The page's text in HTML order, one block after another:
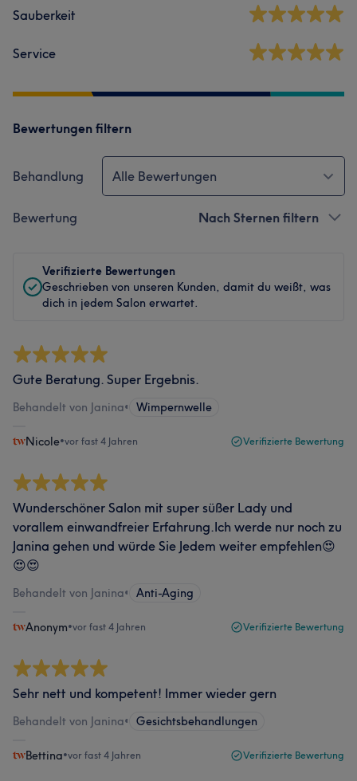
Sauberkeit
Service
Bewertungen filtern
Behandlung Alle Bewertungen
Bewertung Nach Sternen filtern
Verifizierte Bewertungen
Geschrieben von unseren Kunden, damit du weißt, was
dich in jedem Salon erwartet.
Gute Beratung. Super Ergebnis.
Behandelt von Janina• Wimpernwelle
Nicole•vor fast 4 Jahren Verifizierte Bewertung
Wunderschöner Salon mit super süßer Lady und
vorallem einwandfreier Erfahrung.Ich werde nur noch zu
Janina gehen und würde Sie Jedem weiter empfehlen😍
😍😍
Behandelt von Janina• Anti-Aging
Anonym•vor fast 4 Jahren Verifizierte Bewertung
Sehr nett und kompetent! Immer wieder gern
Behandelt von Janina• Gesichtsbehandlungen
Bettina•vor fast 4 Jahren Verifizierte Bewertung